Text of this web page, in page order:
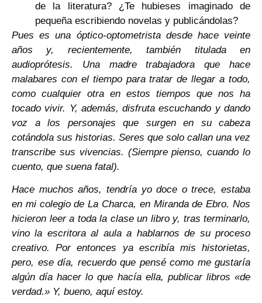
de la literatura? ¿Te hubieses imaginado de
pequeña escribiendo novelas y publicándolas?
Pues es una óptico-optometrista desde hace veinte
años y, recientemente, también titulada en
audioprótesis. Una madre trabajadora que hace
malabares con el tiempo para tratar de llegar a todo,
como cualquier otra en estos tiempos que nos ha
tocado vivir. Y, además, disfruta escuchando y dando
voz a los personajes que surgen en su cabeza
cotándola sus historias. Seres que solo callan una vez
transcribe sus vivencias. (Siempre pienso, cuando lo
cuento, que suena fatal).
Hace muchos años, tendría yo doce o trece, estaba
en mi colegio de La Charca, en Miranda de Ebro. Nos
hicieron leer a toda la clase un libro y, tras terminarlo,
vino la escritora al aula a hablarnos de su proceso
creativo. Por entonces ya escribía mis historietas,
pero, ese día, recuerdo que pensé como me gustaría
algún día hacer lo que hacía ella, publicar libros «de
verdad.» Y, bueno, aquí estoy.